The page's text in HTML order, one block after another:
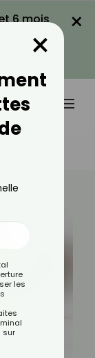
6 mois
×
×
les
sur